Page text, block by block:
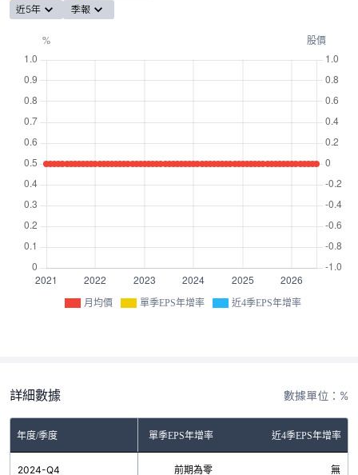
近5年 季報
月均價 單季EPS年增率 近4季EPS年增率
詳細數據 數據單位：%
年度/季度 單季EPS年增率 近4季EPS年增率
2024-Q4 前期為零 無